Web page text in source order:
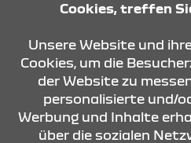
ÖFFNUNGSZEITEN
Cookies, treffen
Unsere Website und
Cookies, um die
der Website zu
personalisierte und/
Werbung und Inhalte
über die sozialen